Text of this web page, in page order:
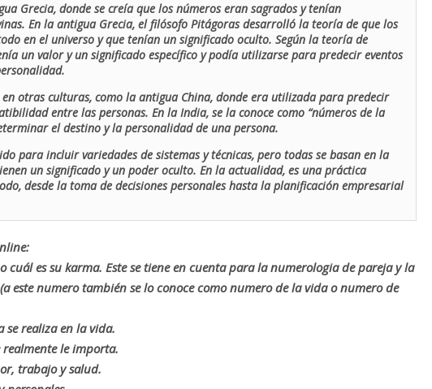
Grecia, donde se creía que los números eran sagrados y tenían
En la antigua Grecia, el filósofo Pitágoras desarrolló la teoría de que los
en el universo y que tenían un significado oculto. Según la teoría de
un valor y un significado específico y podía utilizarse para predecir eventos
otras culturas, como la antigua China, donde era utilizada para predecir
entre las personas. En la India, se la conoce como “números de la
el destino y la personalidad de una persona.
para incluir variedades de sistemas y técnicas, pero todas se basan en la
un significado y un poder oculto. En la actualidad, es una práctica
desde la toma de decisiones personales hasta la planificación empresarial
cuál es su karma. Este se tiene en cuenta para la numerologia de pareja y la
este numero también se lo conoce como numero de la vida o numero de
se realiza en la vida.
realmente le importa.
trabajo y salud.